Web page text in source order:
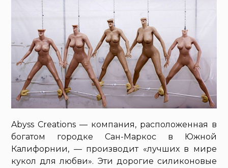
Abyss Creations — компания, расположенная в
богатом городке Сан-Маркос в Южной
Калифорнии, — производит «лучших в мире
кукол для любви». Эти дорогие силиконовые